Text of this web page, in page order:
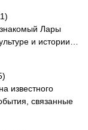
Лары
и истории…
известного
связанные